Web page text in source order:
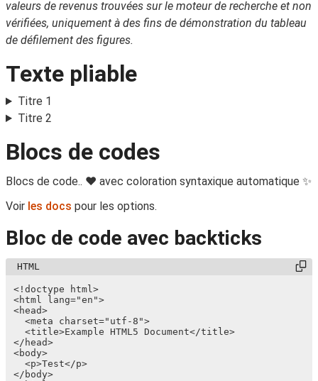
valeurs de revenus trouvées sur le moteur de recherche et non
vérifiées, uniquement à des fins de démonstration du tableau
de défilement des figures.
Texte pliable
Titre 1
Titre 2
Blocs de codes
Blocs de code.. ❤️ avec coloration syntaxique automatique ✨‍
Voir les docs pour les options.
Bloc de code avec backticks
<!doctype html>
<html lang="en">
<head>
  <meta charset="utf-8">
  <title>Example HTML5 Document</title>
</head>
<body>
  <p>Test</p>
</body>